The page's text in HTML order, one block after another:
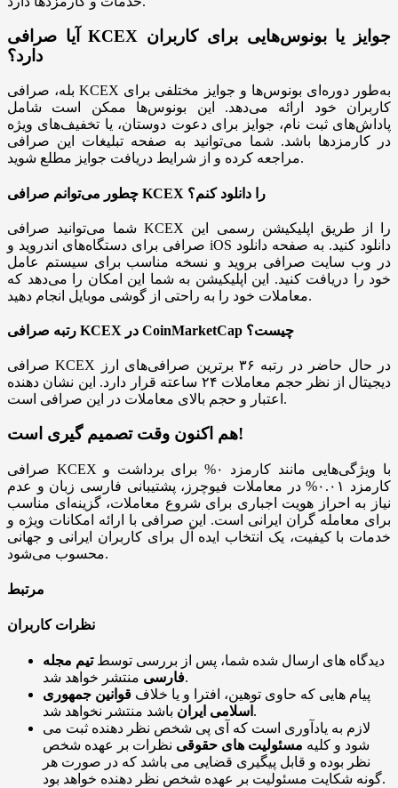
آیا صرافی KCEX جوایز یا بونوس‌هایی برای کاربران
دارد؟
بله، صرافی KCEX به‌طور دوره‌ای بونوس‌ها و جوایز مختلفی برای
کاربران خود ارائه می‌دهد. این بونوس‌ها ممکن است شامل
پاداش‌های ثبت نام، جوایز برای دعوت دوستان، یا تخفیف‌های ویژه
در کارمزدها باشد. شما می‌توانید به صفحه تبلیغات این صرافی
مراجعه کرده و از شرایط دریافت جوایز مطلع شوید.
چطور می‌توانم صرافی KCEX را دانلود کنم؟
شما می‌توانید صرافی KCEX را از طریق اپلیکیشن رسمی این
صرافی برای دستگاه‌های اندروید و iOS دانلود کنید. به صفحه دانلود
در وب سایت صرافی بروید و نسخه مناسب برای سیستم عامل
خود را دریافت کنید. این اپلیکیشن به شما این امکان را می‌دهد که
معاملات خود را به راحتی از گوشی موبایل انجام دهید.
رتبه صرافی KCEX در CoinMarketCap چیست؟
صرافی KCEX در حال حاضر در رتبه ۳۶ برترین صرافی‌های ارز
دیجیتال از نظر حجم معاملات ۲۴ ساعته قرار دارد. این نشان دهنده
اعتبار و حجم بالای معاملات در این صرافی است.
هم اکنون وقت تصمیم گیری است!
صرافی KCEX با ویژگی‌هایی مانند کارمزد ۰% برای برداشت و
کارمزد ۰.۰۱% در معاملات فیوچرز، پشتیبانی فارسی زبان و عدم
نیاز به احراز هویت اجباری برای شروع معاملات، گزینه‌ای مناسب
برای معامله گران ایرانی است. این صرافی با ارائه امکانات ویژه و
خدمات با کیفیت، یک انتخاب ایده آل برای کاربران ایرانی و جهانی
محسوب می‌شود.
مرتبط
نظرات کاربران
دیدگاه های ارسال شده شما، پس از بررسی توسطتیم مجله
فارسیمنتشر خواهد شد.
پیام هایی که حاوی توهین، افترا و یا خلاف قوانین جمهوری
اسلامی ایران باشد منتشر نخواهد شد.
لازم به یادآوری است که آی پی شخص نظر دهنده ثبت می
شود و کلیه مسئولیت های حقوقی نظرات بر عهده شخص
نظر بوده و قابل پیگیری قضایی می باشد که در صورت هر
گونه شکایت مسئولیت بر عهده شخص نظر دهنده خواهد بود.